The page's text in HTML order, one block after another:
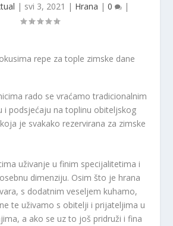
| svi 3, 2021 | Hrana | 0 |
rado se vraćamo tradicionalnim
i podsjećaju na toplinu obiteljskog
je svakako rezervirana za zimske
uživanje u finim specijalitetima i
dimenziju. Osim što je hrana
s dodatnim veseljem kuhamo,
te uživamo s obitelji i prijateljima u
a ako se uz to još pridruži i fina